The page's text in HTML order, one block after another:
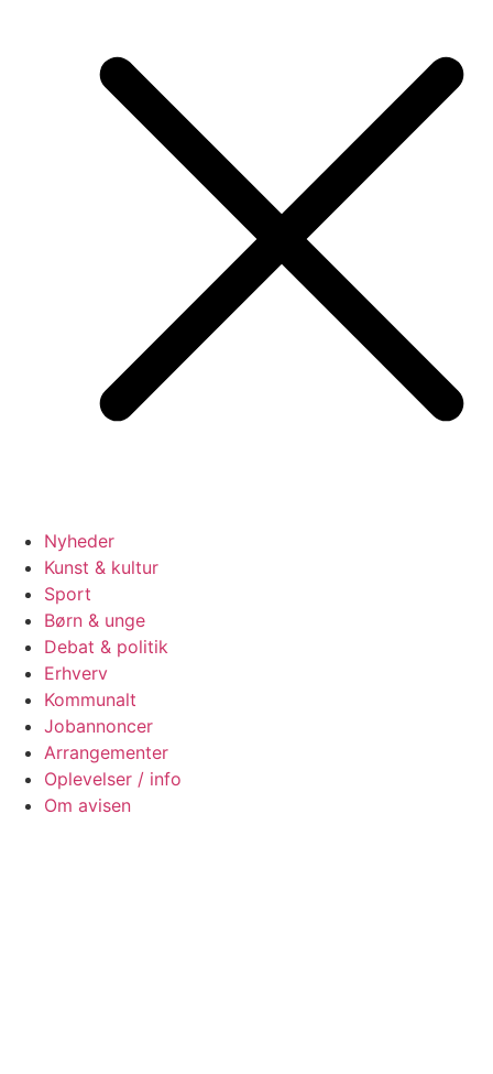
Nyheder
Kunst & kultur
Sport
Børn & unge
Debat & politik
Erhverv
Kommunalt
Jobannoncer
Arrangementer
Oplevelser / info
Om avisen